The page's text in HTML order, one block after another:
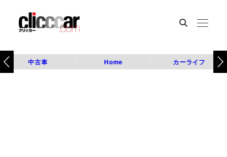
中古車 Home カーライフ